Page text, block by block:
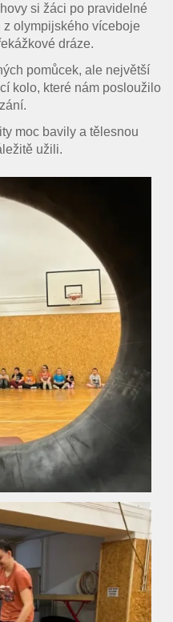
roku
na webu
si žáci po pravidelné
olympijského víceboje
dráze.
pomůcek, ale největší
kolo, které nám posloužilo
moc bavily a tělesnou
užili.